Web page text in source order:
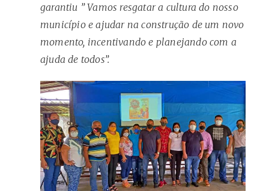
garantiu ” Vamos resgatar a cultura do nosso
município e ajudar na construção de um novo
momento, incentivando e planejando com a
ajuda de todos”.